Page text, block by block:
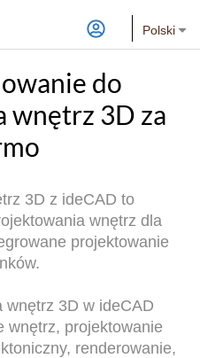
Polski
do
wnętrz 3D za
3D z ideCAD to
wnętrz dla
projektowanie
wnętrz 3D w ideCAD
wnętrz, projektowanie
renderowanie,